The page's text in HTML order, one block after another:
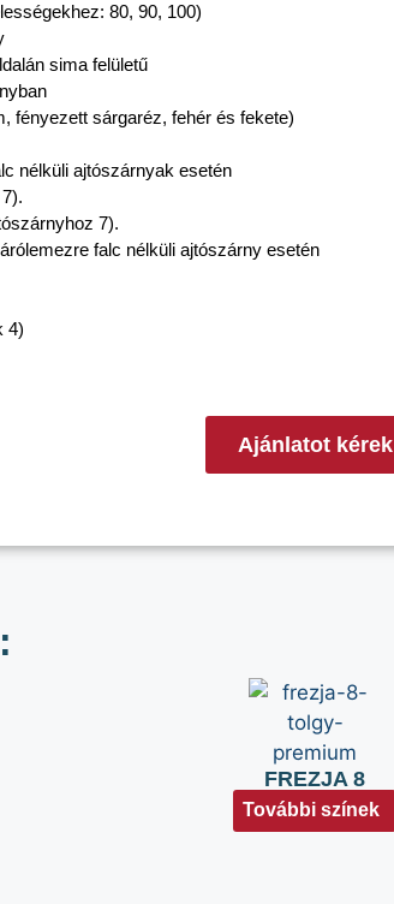
80, 90, 100)
sima felületű
fényezett sárgaréz, fehér és fekete)
nélküli ajtószárnyak esetén
7).
falc nélküli ajtószárny esetén
4)
Ajánlatot kérek
FREZJA 8
További színek